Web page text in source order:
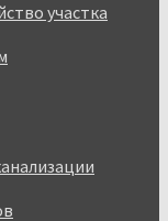
участка